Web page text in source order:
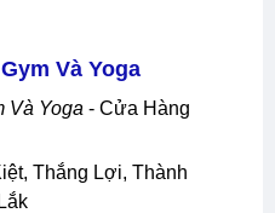
Và Yoga
Và Yoga - Cửa Hàng